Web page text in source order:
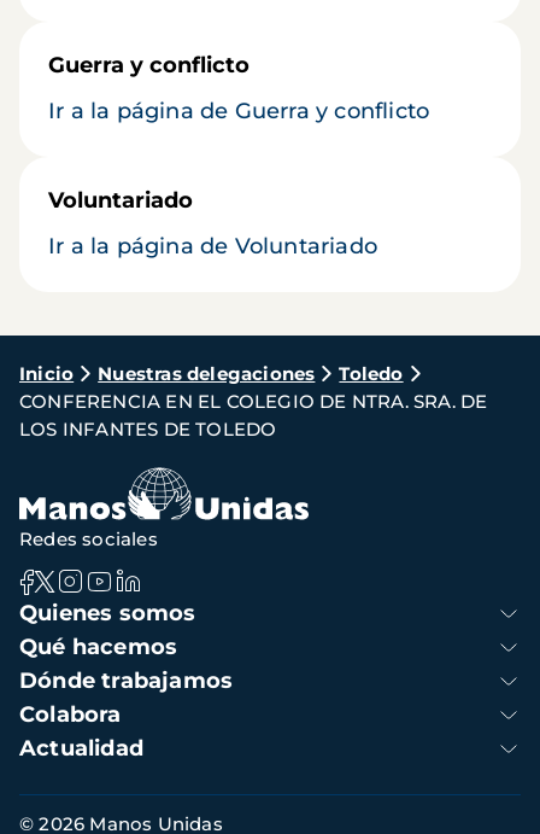
Guerra y conflicto
Ir a la página de Guerra y conflicto
Voluntariado
Ir a la página de Voluntariado
Ruta
de
navegación
Inicio Nuestras delegaciones
Toledo
CONFERENCIA EN EL COLEGIO DE NTRA. SRA. DE
LOS INFANTES DE TOLEDO
Navegación
principal
Quienes somos
Qué hacemos
Dónde trabajamos
Colabora
Actualidad
Redes sociales
Información
© 2026 Manos Unidas